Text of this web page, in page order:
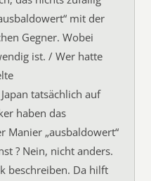
mit der
Gegner. Wobei
ist. / Wer hatte
tatsächlich auf
haben das
Manier „ausbaldowert“
? Nein, nicht anders.
beschreiben. Da hilft